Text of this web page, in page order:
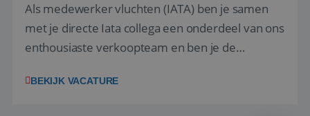
Als medewerker vluchten (IATA) ben je samen
met je directe Iata collega een onderdeel van ons
enthousiaste verkoopteam en ben je de
en tarieven waar je collega’s niet uitkomen.
BEKIJK VACATURE